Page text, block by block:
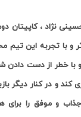
نژاد ، کاپیتان
و با تجربه این
با خطر از دست دادن
کند و در کنار دیگر
و موفق را برای